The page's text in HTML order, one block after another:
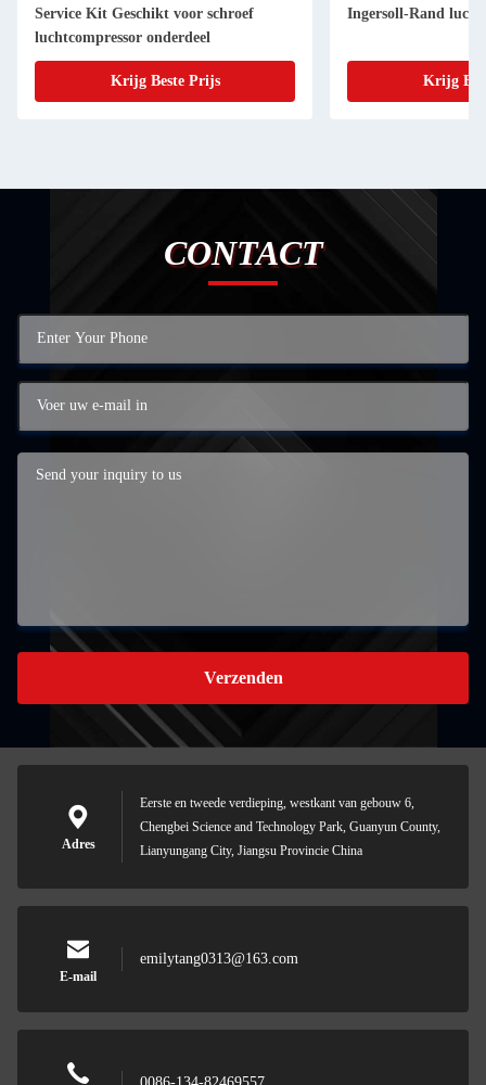
Service Kit Geschikt voor schroef
luchtcompressor onderdeel
Krijg Beste Prijs
Ingersoll-Rand
Krijg
CONTACT
Verzenden
Adres
Eerste en tweede verdieping, westkant van gebouw 6,
Chengbei Science and Technology Park, Guanyun County,
Lianyungang City, Jiangsu Provincie China
E-mail
emilytang0313@163.com